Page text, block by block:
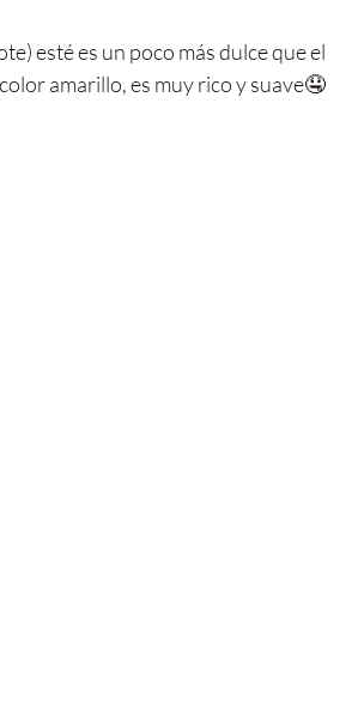
esté es un poco más dulce que el
amarillo, es muy rico y suave🤤